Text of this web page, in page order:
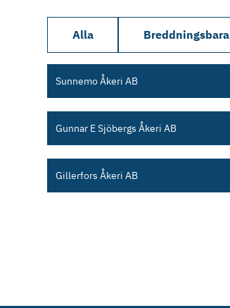
Alla Breddningsbara
Sunnemo Åkeri AB
Gunnar E Sjöbergs Åkeri AB
Gillerfors Åkeri AB